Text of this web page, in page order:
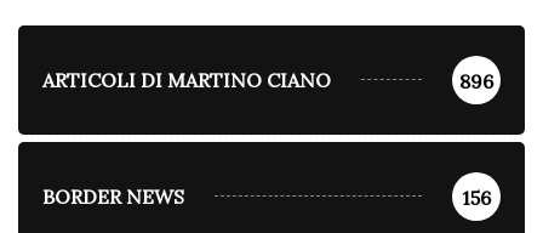
ARTICOLI DI MARTINO CIANO 896
BORDER NEWS 156